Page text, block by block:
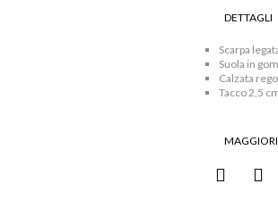
DETTAGLI
Scarpa
Suola in
Calzata
Tacco 2,5